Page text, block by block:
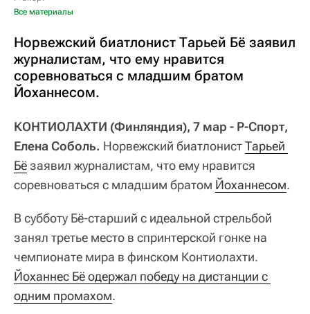
Все материалы
Норвежский биатлонист Тарьей Бё заявил
журналистам, что ему нравится
соревноваться с младшим братом
Йоханнесом.
КОНТИОЛАХТИ (Финляндия), 7 мар - Р-Спорт,
Елена Соболь. Норвежский биатлонистТарьей
Бёзаявил журналистам, что ему нравится
соревноваться с младшим братом Йоханнесом.
В субботу Бё-старший с идеальной стрельбой
занял третье место в спринтерской гонке на
чемпионате мира в финском Контиолахти.
Йоханнес Бё одержал победу на дистанции с
одним промахом.